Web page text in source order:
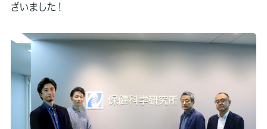
ざいました！